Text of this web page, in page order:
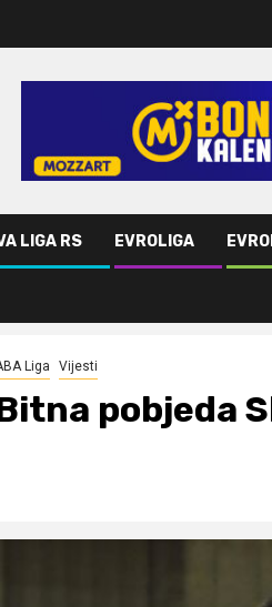
LIGA RS EVROLIGA
Liga Vijesti
pobjeda